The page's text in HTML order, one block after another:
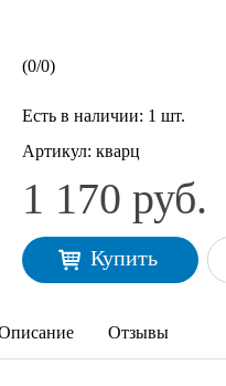
(0/0)
Есть в наличии: 1 шт.
Артикул: кварц
1 170 руб.
Купить
Отзывы